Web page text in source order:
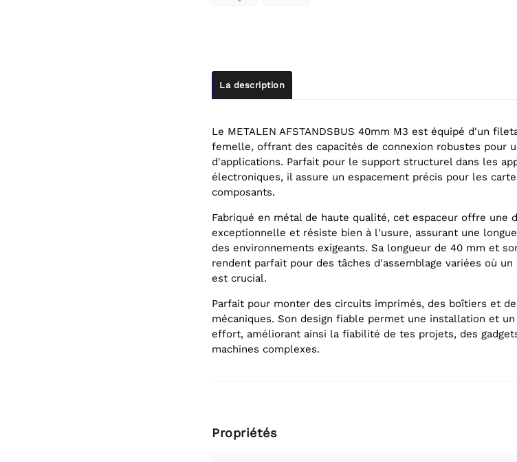
La description
Le METALEN AFSTANDSBUS 40mm M3 est équipé d'un
femelle, offrant des capacités de connexion robustes pour
d'applications. Parfait pour le support structurel dans les
électroniques, il assure un espacement précis pour les
composants.
Fabriqué en métal de haute qualité, cet espaceur offre une
exceptionnelle et résiste bien à l'usure, assurant une
des environnements exigeants. Sa longueur de 40 mm et
rendent parfait pour des tâches d'assemblage variées où
est crucial.
Parfait pour monter des circuits imprimés, des boîtiers et
mécaniques. Son design fiable permet une installation et
effort, améliorant ainsi la fiabilité de tes projets, des
machines complexes.
Propriétés